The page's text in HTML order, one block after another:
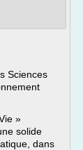
Sciences
»
solide
dans